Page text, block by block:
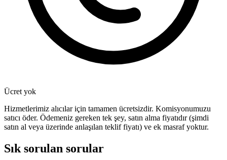
Ücret yok
Hizmetlerimiz alıcılar için tamamen ücretsizdir. Komisyonumuzu
satıcı öder. Ödemeniz gereken tek şey, satın alma fiyatıdır (şimdi
satın al veya üzerinde anlaşılan teklif fiyatı) ve ek masraf yoktur.
Sık sorulan sorular